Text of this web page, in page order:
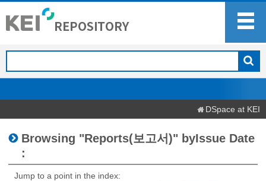
DSpace at KEI
Browsing "Reports(보고서)" byIssue Date
:
Jump to a point in the index: